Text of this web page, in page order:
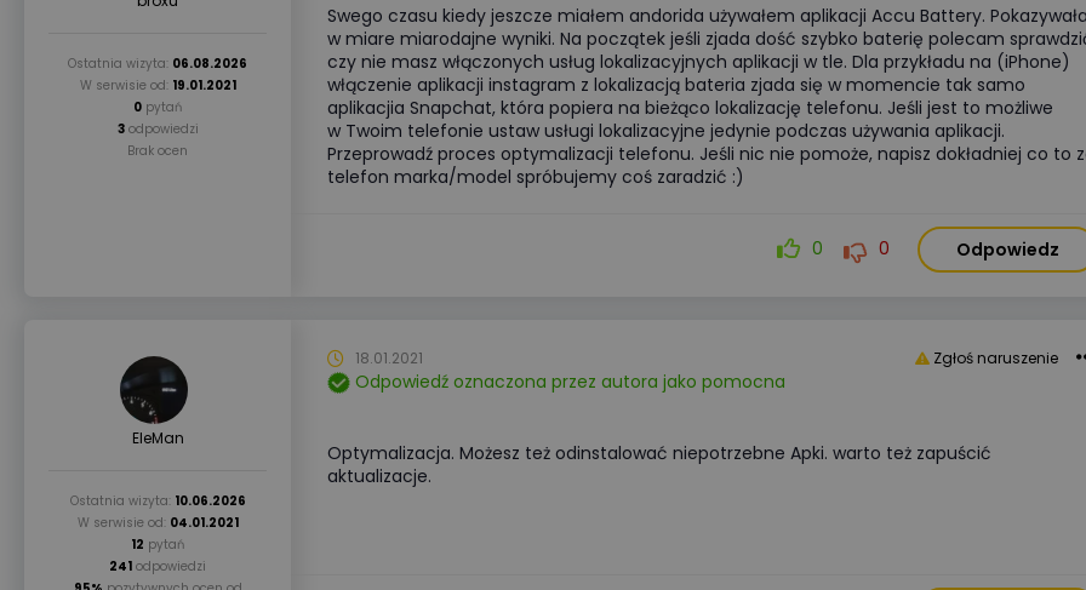
Ostatnia wizyta: 06.08.2026
W serwisie od: 19.01.2021
0 pytań
3odpowiedzi
Brak ocen
Swego czasu kiedy jeszcze miałem andorida używałem aplikacji Accu Battery. Pokazywała
w miare miarodajne wyniki. Na początek jeśli zjada dość szybko baterię polecam
czy nie masz włączonych usług lokalizacyjnych aplikacji w tle. Dla przykładu na (iPhone)
włączenie aplikacji instagram z lokalizacją bateria zjada się w momencie tak samo
aplikacjia Snapchat, która popiera na bieżąco lokalizację telefonu. Jeśli jest to możliwe
w Twoim telefonie ustaw usługi lokalizacyjne jedynie podczas używania aplikacji.
Przeprowadź proces optymalizacji telefonu. Jeśli nic nie pomoże, napisz dokładniej co to
telefon marka/model spróbujemy coś zaradzić :)
0 0 Odpowiedz
EleMan
Ostatnia wizyta: 10.06.2026
W serwisie od: 04.01.2021
12 pytań
241 odpowiedzi
Zgłoś naruszenie
18.01.2021
Odpowiedź oznaczona przez autora jako pomocna
Optymalizacja. Możesz też odinstalować niepotrzebne Apki. warto też zapuścić
aktualizacje.